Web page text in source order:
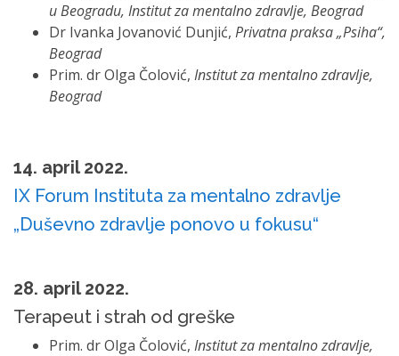
u Beogradu, Institut za mentalno zdravlje, Beograd
Dr Ivanka Jovanović Dunjić, Privatna praksa „Psiha“,
Beograd
Prim. dr Olga Čolović, Institut za mentalno zdravlje,
Beograd
14. april 2022.
IX Forum Instituta za mentalno zdravlje
„Duševno zdravlje ponovo u fokusu“
28. april 2022.
Terapeut i strah od greške
Prim. dr Olga Čolović, Institut za mentalno zdravlje,